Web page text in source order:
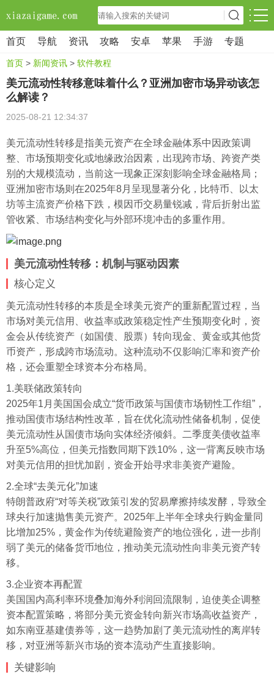
首页 导航 资讯 攻略 安卓 苹果 手游 专题
首页 > 新闻资讯 > 软件教程
美元流动性转移意味着什么？亚洲加密市场异动该怎
么解读？
2025-08-21 12:34:37
美元流动性转移是指美元资产在全球金融体系中因政策调
整、市场预期变化或地缘政治因素，出现跨市场、跨资产类
别的大规模流动，当前这一现象正深刻影响全球金融格局；
亚洲加密市场则在2025年8月呈现显著分化，比特币、以太
坊等主流资产价格下跌，模因币交易量锐减，背后折射出监
管收紧、市场结构变化与外部环境冲击的多重作用。
美元流动性转移：机制与驱动因素
核心定义
美元流动性转移的本质是全球美元资产的重新配置过程，当
市场对美元信用、收益率或政策稳定性产生预期变化时，资
金会从传统资产（如国债、股票）转向现金、黄金或其他货
币资产，形成跨市场流动。这种流动不仅影响汇率和资产价
格，还会重塑全球资本分布格局。
1.美联储政策转向
2025年1月美国国会成立“货币政策与国债市场韧性工作组”，
推动国债市场结构性改革，旨在优化流动性储备机制，促使
美元流动性从国债市场向实体经济倾斜。二季度美债收益率
升至5%高位，但美元指数同期下跌10%，这一背离反映市场
对美元信用的担忧加剧，资金开始寻求非美资产避险。
2.全球“去美元化”加速
特朗普政府“对等关税”政策引发的贸易摩擦持续发酵，导致全
球央行加速抛售美元资产。2025年上半年全球央行购金量同
比增加25%，黄金作为传统避险资产的地位强化，进一步削
弱了美元的储备货币地位，推动美元流动性向非美元资产转
移。
3.企业资本再配置
美国国内高利率环境叠加海外利润回流限制，迫使美企调整
资本配置策略，将部分美元资金转向新兴市场高收益资产，
如东南亚基建债券等，这一趋势加剧了美元流动性的离岸转
移，对亚洲等新兴市场的资本流动产生直接影响。
关键影响